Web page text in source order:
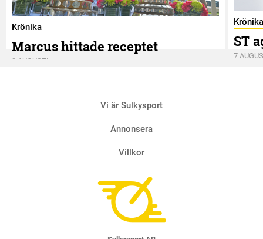
Krönika
Marcus hittade receptet
9 AUGUSTI
Krönika
ST
7
Vi är Sulkysport
Annonsera
Villkor